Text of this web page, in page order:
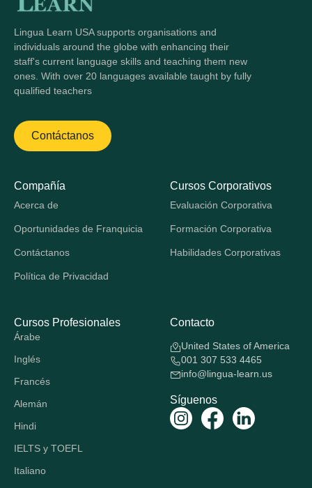
Lingua Learn USA supports organisations and
individuals around the globe with enhancing their
staff's current language skills and teaching them new
ones. With over 20 languages available taught by fully
qualified teachers
Contáctanos
Compañía
Acerca de
Oportunidades de Franquicia
Contáctanos
Política de Privacidad
Cursos Corporativos
Evaluación Corporativa
Formación Corporativa
Habilidades Corporativas
Cursos Profesionales
Árabe
Inglés
Francés
Alemán
Hindi
IELTS y TOEFL
Italiano
Contacto
United States of America
001 307 533 4465
info@lingua-learn.us
Síguenos